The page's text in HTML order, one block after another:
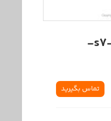
صافي بنزين فلزي باسوکت هايماs7- 55-
تماس بگیرید